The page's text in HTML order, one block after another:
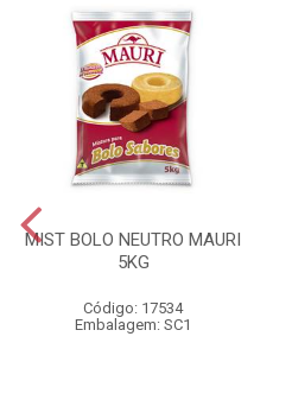
MIST BOLO NEUTRO MAURI
5KG
Código: 17534
Embalagem: SC1